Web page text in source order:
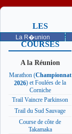
La R�union
LES
PROCHAINES
COURSES
A la Réunion
Marathon (Championnat
2026) et Foulées de la
Corniche
Trail Vaincre Parkinson
Trail du Sud Sauvage
Course de côte de
Takamaka